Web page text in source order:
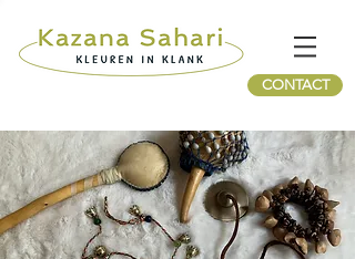
CONTACT